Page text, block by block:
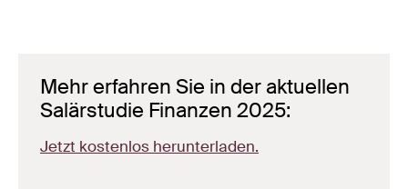
Mehr erfahren Sie in der aktuellen
Salärstudie Finanzen 2025:
Jetzt kostenlos herunterladen.